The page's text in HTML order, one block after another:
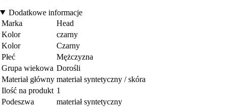
Dodatkowe informacje
Marka
Head
Kolor
czarny
Kolor
Czarny
Płeć
Mężczyzna
Grupa wiekowa Dorośli
Materiał główny materiał syntetyczny / skóra
Ilość na produkt 1
Podeszwa
materiał syntetyczny